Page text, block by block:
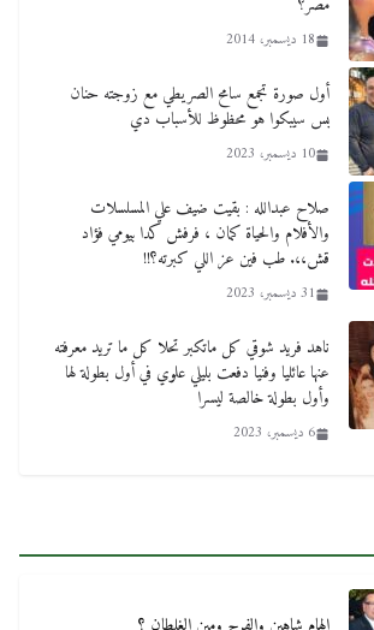
18 ديسمبر، 2014
أول صورة تجمع سامح الصريطي مع زوجته حنان
بس سيبكوا هو محظوظ للأسباب دي
10 ديسمبر، 2023
صلاح عبدالله : بقيت ضيف علي المسلسلات
والأفلام والحياة كمان ، فرفش كدا بيومي فؤاد
قش،،. طب فين عز اللي كبرته؟!!
31 ديسمبر، 2023
ناهد فريد شوقي كل ماتكبر تحلا كل ما تريد معرفته
عنها عائليا وفنيا دفعت بليلي علوي في أول بطولة لها
وأول بطولة خالصة ليسرا
6 ديسمبر، 2023